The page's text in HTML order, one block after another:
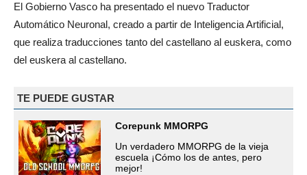
El Gobierno Vasco ha presentado el nuevo Traductor
Automático Neuronal, creado a partir de Inteligencia Artificial,
que realiza traducciones tanto del castellano al euskera, como
del euskera al castellano.
TE PUEDE GUSTAR
Corepunk MMORPG
Un verdadero MMORPG de la vieja
escuela ¡Cómo los de antes, pero
mejor!